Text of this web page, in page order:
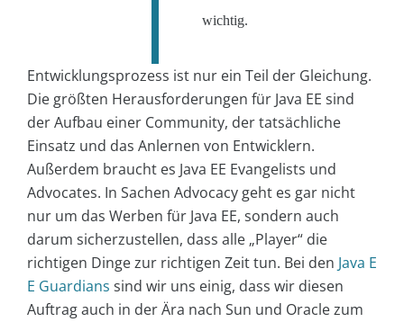
wichtig.
Entwicklungsprozess ist nur ein Teil der Gleichung.
Die größten Herausforderungen für Java EE sind
der Aufbau einer Community, der tatsächliche
Einsatz und das Anlernen von Entwicklern.
Außerdem braucht es Java EE Evangelists und
Advocates. In Sachen Advocacy geht es gar nicht
nur um das Werben für Java EE, sondern auch
darum sicherzustellen, dass alle „Player“ die
richtigen Dinge zur richtigen Zeit tun. Bei den Java E
E Guardians sind wir uns einig, dass wir diesen
Auftrag auch in der Ära nach Sun und Oracle zum